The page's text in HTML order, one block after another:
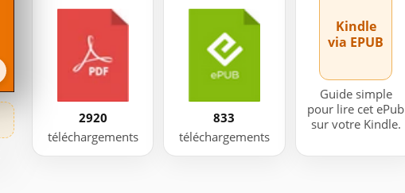
2920
téléchargements
833
téléchargements
Kindle
via EPUB
Guide simple
pour lire cet ePub
sur votre Kindle.